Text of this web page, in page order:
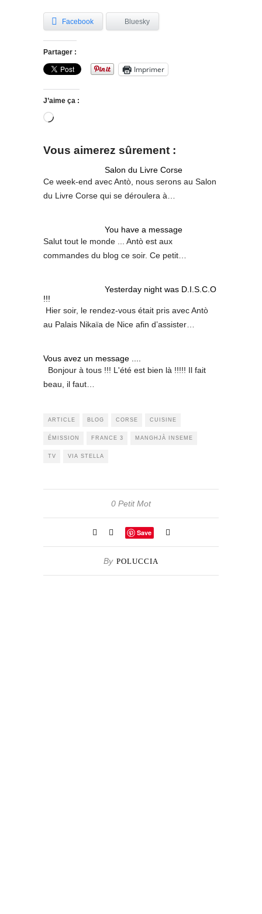
Facebook Bluesky
Partager :
Imprimer
J’aime ça :
Chargement…
Vous aimerez sûrement :
Salon du Livre Corse
Ce week-end avec Antò, nous serons au Salon
du Livre Corse qui se déroulera à…
You have a message
Salut tout le monde ... Antò est aux
commandes du blog ce soir. Ce petit…
Yesterday night was D.I.S.C.O
!!!
Hier soir, le rendez-vous était pris avec Antò
au Palais Nikaïa de Nice afin d’assister…
Vous avez un message ....
Bonjour à tous !!! L'été est bien là !!!!! Il fait
beau, il faut…
ARTICLE BLOG CORSE CUISINE
ÉMISSION FRANCE 3 MANGHJÀ INSEME
TV VIA STELLA
0 Petit Mot
Save
By POLUCCIA